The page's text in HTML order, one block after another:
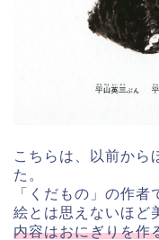
こちらは、以前から
た。
「くだもの」の作者
絵とは思えないほど
内容はおにぎりを作